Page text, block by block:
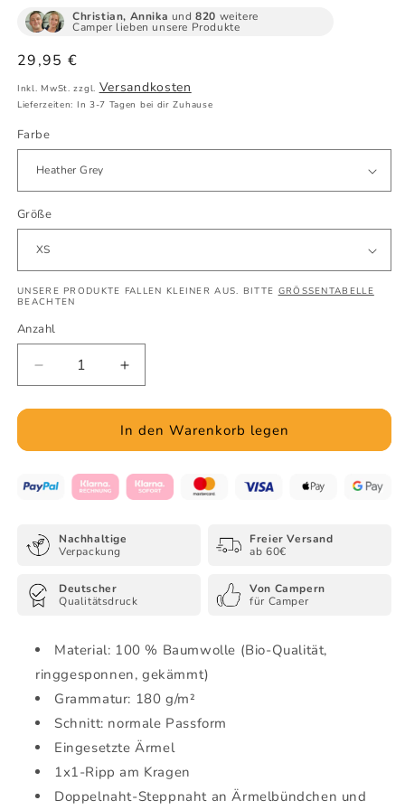
Christian, Annika und820 weitere
Camper lieben unsere Produkte
Normaler
Preis
29,95 €
Inkl. MwSt. zzgl. Versandkosten
Lieferzeiten: In 3-7 Tagen bei dir Zuhause
Farbe
Größe
UNSERE PRODUKTE FALLEN KLEINER AUS. BITTE GRÖSSENTABELLE
BEACHTEN
Anzahl
Verringere
die
Menge
Zelttasse
Organic
Erhöhe
die
Menge
für
Zelttasse
Organic
Shirt
In den Warenkorb legen
Nachhaltige
Verpackung
Freier Versand
ab 60€
Deutscher
Qualitätsdruck
Von Campern
für Camper
Material: 100 % Baumwolle (Bio-Qualität,
ringgesponnen, gekämmt)
Grammatur: 180 g/m²
Schnitt: normale Passform
Eingesetzte Ärmel
1x1-Ripp am Kragen
Doppelnaht-Steppnaht an Ärmelbündchen und